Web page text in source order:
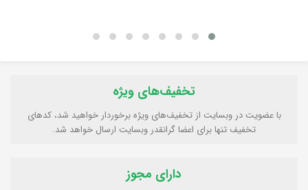
تخفیف‌های ویژه
با عضویت در وبسایت از تخفیف‌های ویژه برخوردار خواهید شد، کدهای
تخفیف تنها برای اعضا گرانقدر وبسایت ارسال خواهد شد.
دارای مجوز